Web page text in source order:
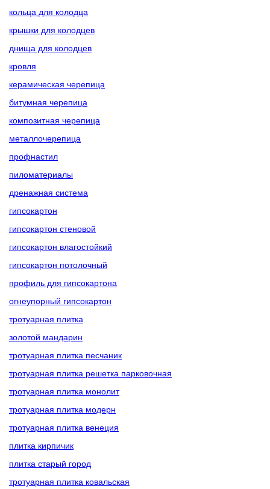
кольца для колодца
крышки для колодцев
днища для колодцев
кровля
керамическая черепица
битумная черепица
композитная черепица
металлочерепица
профнастил
пиломатериалы
дренажная система
гипсокартон
гипсокартон стеновой
гипсокартон влагостойкий
гипсокартон потолочный
профиль для гипсокартона
огнеупорный гипсокартон
тротуарная плитка
золотой мандарин
тротуарная плитка песчаник
тротуарная плитка решетка парковочная
тротуарная плитка монолит
тротуарная плитка модерн
тротуарная плитка венеция
плитка кирпичик
плитка старый город
тротуарная плитка ковальская